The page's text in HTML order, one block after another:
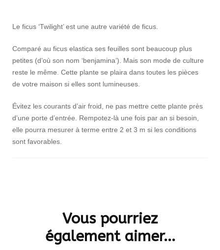
Le ficus ‘Twilight’ est une autre variété de ficus.
Comparé au ficus elastica ses feuilles sont beaucoup plus
petites (d’où son nom ‘benjamina’). Mais son mode de culture
reste le même. Cette plante se plaira dans toutes les pièces
de votre maison si elles sont lumineuses.
Évitez les courants d’air froid, ne pas mettre cette plante près
d’une porte d’entrée. Rempotez-là une fois par an si besoin,
elle pourra mesurer à terme entre 2 et 3 m si les conditions
sont favorables.
Vous pourriez
également aimer...